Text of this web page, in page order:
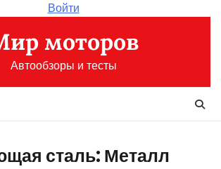
Войти
моторов
Автообзоры и тесты
сталь: Металл